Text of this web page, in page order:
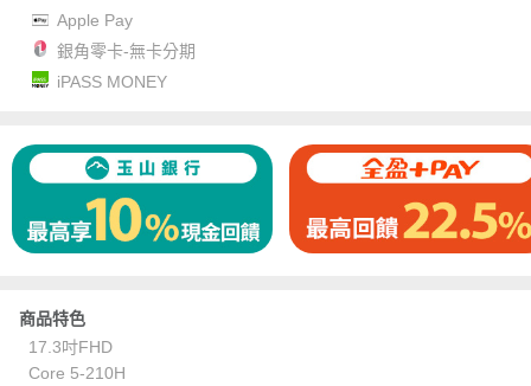
Apple Pay
銀角零卡-無卡分期
iPASS MONEY
商品特色
17.3吋FHD
Core 5-210H